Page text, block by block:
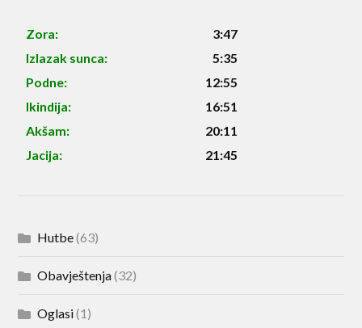
Zora:
3:47
Izlazak sunca:
5:35
Podne:
12:55
Ikindija:
16:51
Akšam:
20:11
Jacija:
21:45
Hutbe(63)
Obavještenja(32)
Oglasi(1)